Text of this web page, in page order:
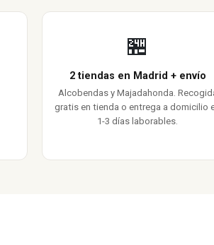
🏪
2 tiendas en Madrid + envío
Alcobendas y Majadahonda.
gratis en tienda o entrega a domicilio
1-3 días laborables.